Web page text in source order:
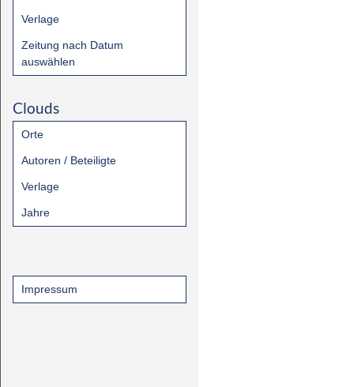
Verlage
Zeitung nach Datum
auswählen
Clouds
Orte
Autoren / Beteiligte
Verlage
Jahre
Impressum